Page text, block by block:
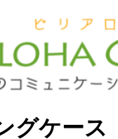
グケース